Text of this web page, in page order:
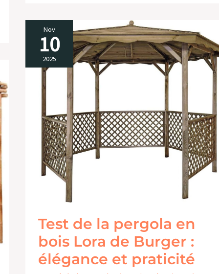
Nov
10
2025
Test de la pergola en
bois Lora de Burger :
élégance et praticité
Test
de
la
pergola
bois
Lora
de
Burger
:
élégance
praticité